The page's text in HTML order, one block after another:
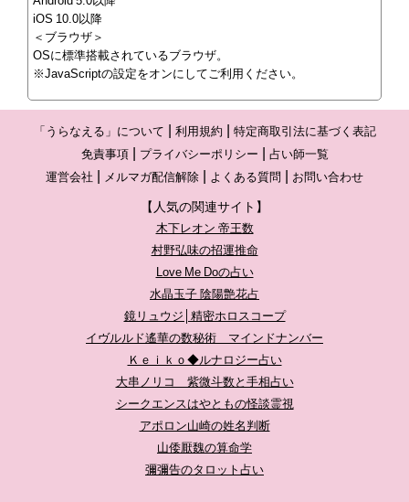
iOS 10.0以降
＜ブラウザ＞
OSに標準搭載されているブラウザ。
※JavaScriptの設定をオンにしてご利用ください。
「うらなえる」について 利用規約
特定商取引法に基づく表記
免責事項
プライバシーポリシー
占い師一覧
運営会社
メルマガ配信解除 よくある質問 お問い合わせ
【人気の関連サイト】
木下レオン 帝王数
村野弘味の招運推命
Love Me Doの占い
水晶玉子 陰陽艶花占
鏡リュウジ│精密ホロスコープ
イヴルルド遙華の数秘術 マインドナンバー
Ｋｅｉｋｏ◆ルナロジー占い
大串ノリコ 紫微斗数と手相占い
シークエンスはやともの怪談霊視
アポロン山崎の姓名判断
山倭厭魏の算命学
彌彌告のタロット占い